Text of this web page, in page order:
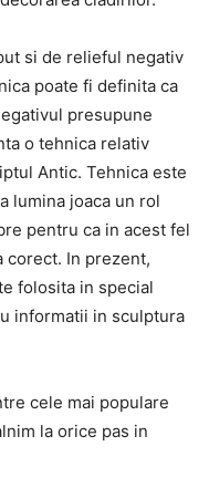
si de relieful negativ
poate fi definita ca
presupune
o tehnica relativ
Antic. Tehnica este
lumina joaca un rol
pentru ca in acest fel
corect. In prezent,
folosita in special
informatii in sculptura
cele mai populare
la orice pas in